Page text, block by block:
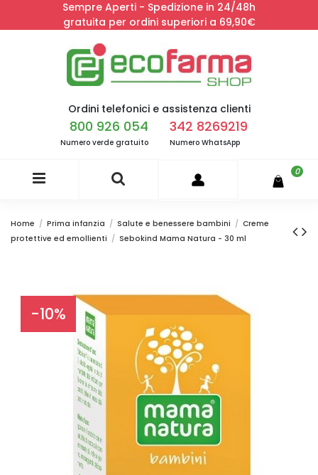
Sempre Aperti - Spedizione in 24/48h
gratuita per ordini superiori a 69,90€
Ordini telefonici e assistenza clienti
800 926 054
Numero verde gratuito
342 8269219
Numero WhatsApp
0
Home Prima infanzia Salute e benessere bambini
Creme
protettive ed emollienti
Sebokind Mama Natura - 30 ml
-10%